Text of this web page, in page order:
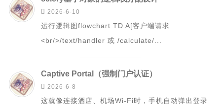
 2026-6-10
运行逻辑图flowchart TD A[客户端请求
<br/>/text/handler 或 /calculate/...
Captive Portal（强制门户认证）
 2026-6-8
这就像连接酒店、机场Wi-Fi时，手机自动弹出登录
mysql学习笔记
数据治理学习
windows学习
linux学习